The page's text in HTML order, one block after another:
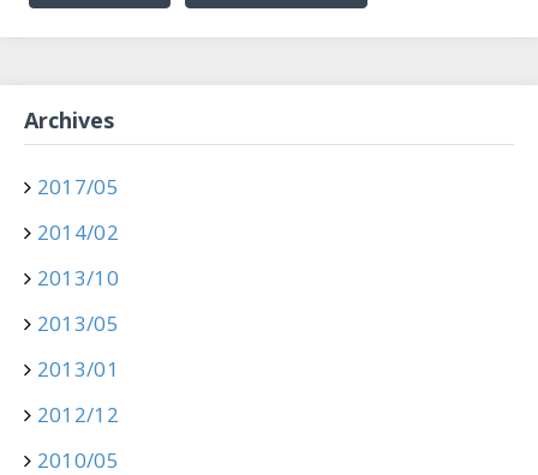
Archives
2017/05
2014/02
2013/10
2013/05
2013/01
2012/12
2010/05